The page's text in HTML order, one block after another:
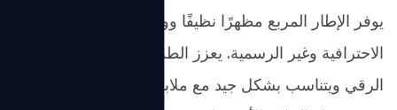
يوفر الإطار المربع مظهرًا نظيفًا وواثقًا ومناسبًا للإعدادات
الاحترافية وغير الرسمية. يعزز الطراز ذو الحواف الضيقة
الرقي ويتناسب بشكل جيد مع ملابس المكتب، بينما